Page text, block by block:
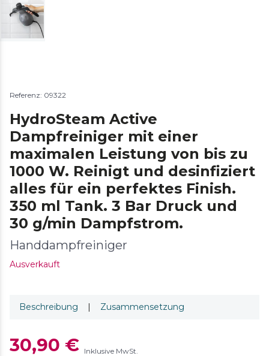
Referenz: 09322
HydroSteam Active
Dampfreiniger mit einer
maximalen Leistung von bis zu
1000 W. Reinigt und desinfiziert
alles für ein perfektes Finish.
350 ml Tank. 3 Bar Druck und
30 g/min Dampfstrom.
Handdampfreiniger
Ausverkauft
Beschreibung | Zusammensetzung
30,90 € Inklusive MwSt.